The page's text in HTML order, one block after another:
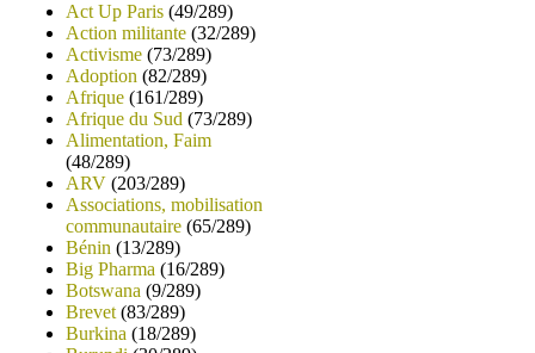
Act Up Paris (49/289)
Action militante (32/289)
Activisme (73/289)
Adoption (82/289)
Afrique (161/289)
Afrique du Sud (73/289)
Alimentation, Faim
(48/289)
ARV (203/289)
Associations, mobilisation
communautaire (65/289)
Bénin (13/289)
Big Pharma (16/289)
Botswana (9/289)
Brevet (83/289)
Burkina (18/289)